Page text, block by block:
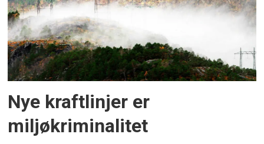
Nye kraftlinjer er
miljøkriminalitet